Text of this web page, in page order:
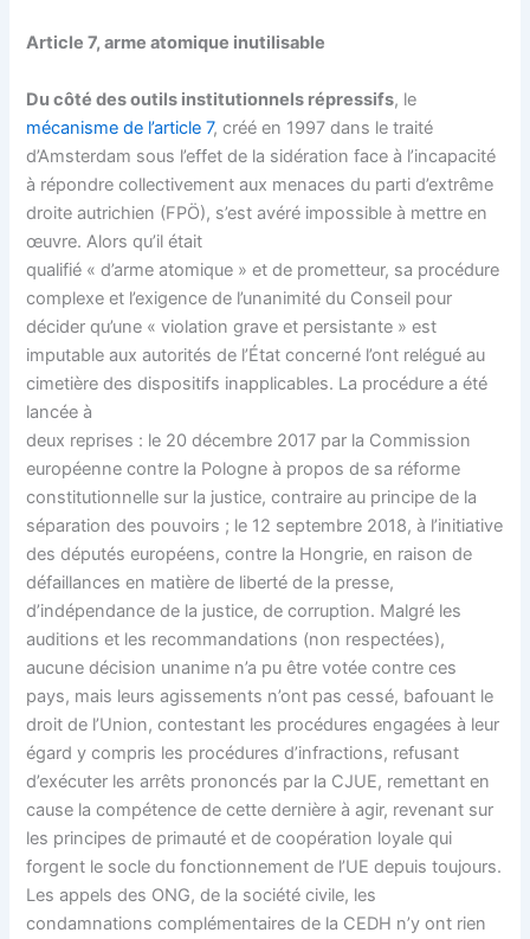
Article 7, arme atomique inutilisable
Du côté des outils institutionnels répressifs, le
mécanisme de l’article 7, créé en 1997 dans le traité
d’Amsterdam sous l’effet de la sidération face à l’incapacité
à répondre collectivement aux menaces du parti d’extrême
droite autrichien (FPÖ), s’est avéré impossible à mettre en
œuvre. Alors qu’il était
qualifié « d’arme atomique » et de prometteur, sa procédure
complexe et l’exigence de l’unanimité du Conseil pour
décider qu’une « violation grave et persistante » est
imputable aux autorités de l’État concerné l’ont relégué au
cimetière des dispositifs inapplicables. La procédure a été
lancée à
deux reprises : le 20 décembre 2017 par la Commission
européenne contre la Pologne à propos de sa réforme
constitutionnelle sur la justice, contraire au principe de la
séparation des pouvoirs ; le 12 septembre 2018, à l’initiative
des députés européens, contre la Hongrie, en raison de
défaillances en matière de liberté de la presse,
d’indépendance de la justice, de corruption. Malgré les
auditions et les recommandations (non respectées),
aucune décision unanime n’a pu être votée contre ces
pays, mais leurs agissements n’ont pas cessé, bafouant le
droit de l’Union, contestant les procédures engagées à leur
égard y compris les procédures d’infractions, refusant
d’exécuter les arrêts prononcés par la CJUE, remettant en
cause la compétence de cette dernière à agir, revenant sur
les principes de primauté et de coopération loyale qui
forgent le socle du fonctionnement de l’UE depuis toujours.
Les appels des ONG, de la société civile, les
condamnations complémentaires de la CEDH n’y ont rien